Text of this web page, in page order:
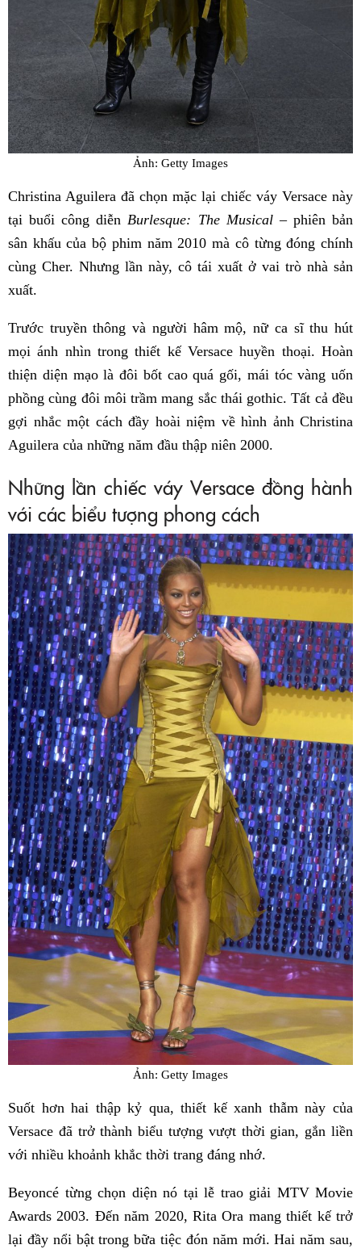
Ảnh: Getty Images
Christina Aguilera đã chọn mặc lại chiếc váy Versace này
tại buổi công diễnBurlesque: The Musical– phiên bản
sân khấu của bộ phim năm 2010 mà cô từng đóng chính
cùng Cher. Nhưng lần này, cô tái xuất ở vai trò nhà sản
xuất.
Trước truyền thông và người hâm mộ, nữ ca sĩ thu hút
mọi ánh nhìn trong thiết kế Versace huyền thoại. Hoàn
thiện diện mạo là đôi bốt cao quá gối, mái tóc vàng uốn
phồng cùng đôi môi trầm mang sắc thái gothic. Tất cả đều
gợi nhắc một cách đầy hoài niệm về hình ảnh Christina
Aguilera của những năm đầu thập niên 2000.
Những lần chiếc váy Versace đồng hành
với các biểu tượng phong cách
Ảnh: Getty Images
Suốt hơn hai thập kỷ qua, thiết kế xanh thẫm này của
Versace đã trở thành biểu tượng vượt thời gian, gắn liền
với nhiều khoảnh khắc thời trang đáng nhớ.
Beyoncé từng chọn diện nó tại lễ trao giải MTV Movie
Awards 2003. Đến năm 2020, Rita Ora mang thiết kế trở
lại đầy nổi bật trong bữa tiệc đón năm mới. Hai năm sau,